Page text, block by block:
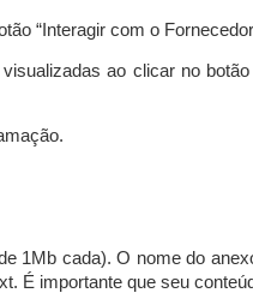
“Interagir com o
ao clicar no
1Mb cada). O nome do
É importante que seu